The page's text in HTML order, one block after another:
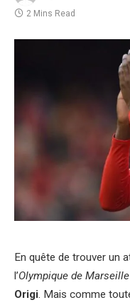
2 Mins Read
En quête de trouver un
l’Olympique de Marseille
Origi. Mais comme